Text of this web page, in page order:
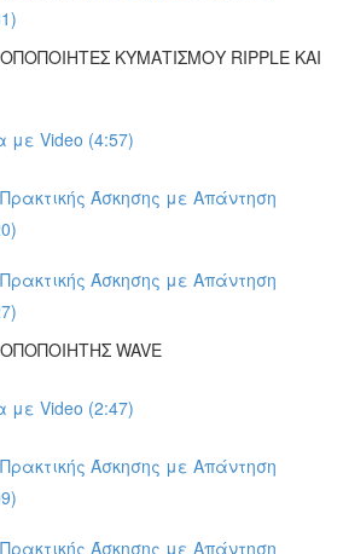
ΚΥΜΑΤΙΣΜΟΥ RIPPLE ΚΑΙ
με Video (4:57)
Άσκησης με Απάντηση
Άσκησης με Απάντηση
WAVE
με Video (2:47)
Άσκησης με Απάντηση
Άσκησης με Απάντηση